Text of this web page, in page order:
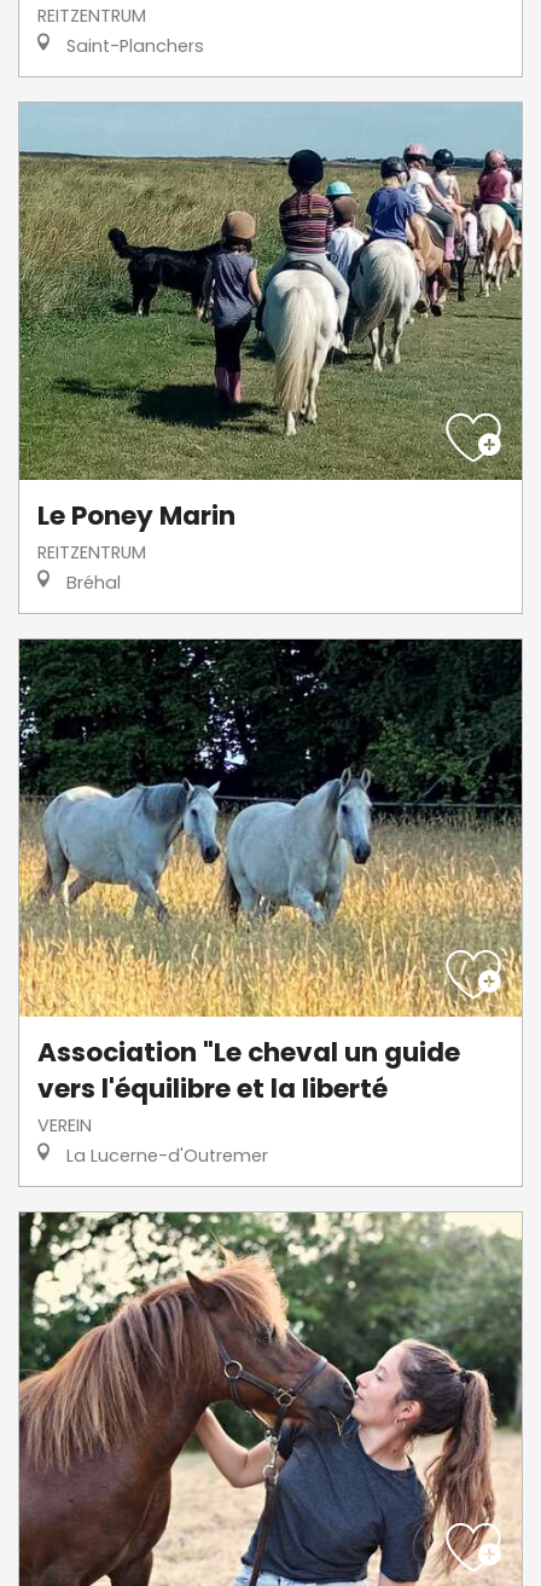
REITZENTRUM
Saint-Planchers
Le Poney Marin
REITZENTRUM
Bréhal
Association "Le cheval un guide
vers l'équilibre et la liberté
VEREIN
La Lucerne-d'Outremer